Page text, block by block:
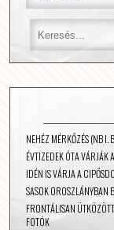
NEHÉZ MÉRKŐZÉS (NB I.
ÉVTIZEDEK ÓTA VÁRJÁK
IDÉN IS VÁRJA A
SASOK OROSZLÁNYBAN
FRONTÁLISAN
FOTÓK